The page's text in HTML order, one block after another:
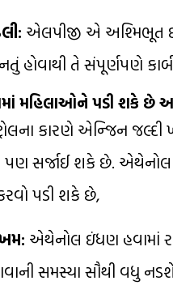
એલપીજી એ અશ્મિભૂત
હોવાથી તે સંપૂર્ણપણે
મહિલાઓને પડી શકે છે
કારણે એન્જિન
પણ સર્જાઈ શકે છે.
પડી શકે છે,
એથેનોલ ઇંધણ હવામાં
સમસ્યા સૌથી વધુ